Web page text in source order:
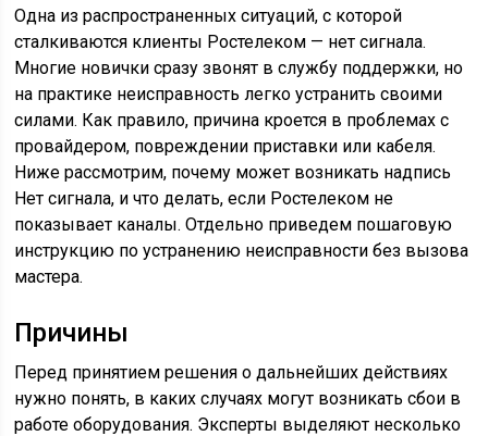
Одна из распространенных ситуаций, с которой
сталкиваются клиенты Ростелеком — нет сигнала.
Многие новички сразу звонят в службу поддержки, но
на практике неисправность легко устранить своими
силами. Как правило, причина кроется в проблемах с
провайдером, повреждении приставки или кабеля.
Ниже рассмотрим, почему может возникать надпись
Нет сигнала, и что делать, если Ростелеком не
показывает каналы. Отдельно приведем пошаговую
инструкцию по устранению неисправности без вызова
мастера.
Причины
Перед принятием решения о дальнейших действиях
нужно понять, в каких случаях могут возникать сбои в
работе оборудования. Эксперты выделяют несколько